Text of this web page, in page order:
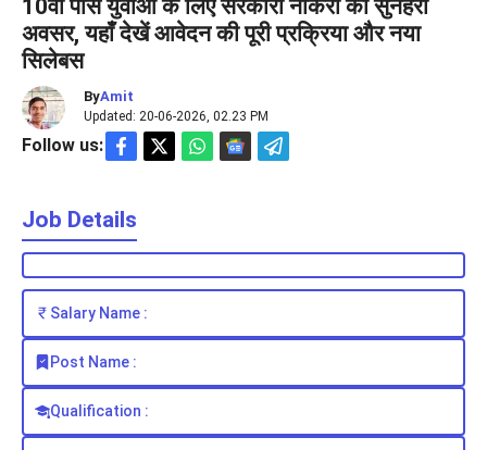
10वीं पास युवाओं के लिए सरकारी नौकरी का सुनहरा
अवसर, यहाँ देखें आवेदन की पूरी प्रक्रिया और नया
सिलेबस
ByAmit
Updated: 20-06-2026, 02.23 PM
Follow us:
Job Details
Salary Name :
Post Name :
Qualification :